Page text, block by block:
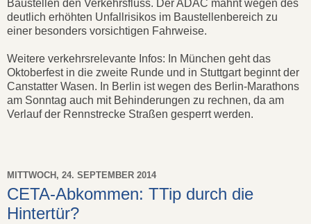
Baustellen den Verkehrsfluss. Der ADAC mahnt wegen des
deutlich erhöhten Unfallrisikos im Baustellenbereich zu
einer besonders vorsichtigen Fahrweise.
Weitere verkehrsrelevante Infos: In München geht das
Oktoberfest in die zweite Runde und in Stuttgart beginnt der
Canstatter Wasen. In Berlin ist wegen des Berlin-Marathons
am Sonntag auch mit Behinderungen zu rechnen, da am
Verlauf der Rennstrecke Straßen gesperrt werden.
MITTWOCH, 24. SEPTEMBER 2014
CETA-Abkommen: TTip durch die
Hintertür?